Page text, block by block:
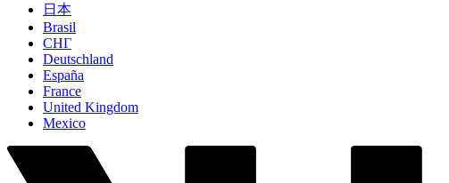
日本
Brasil
СНГ
Deutschland
España
France
United Kingdom
Mexico